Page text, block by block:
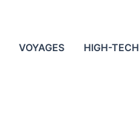
VOYAGES HIGH-TECH